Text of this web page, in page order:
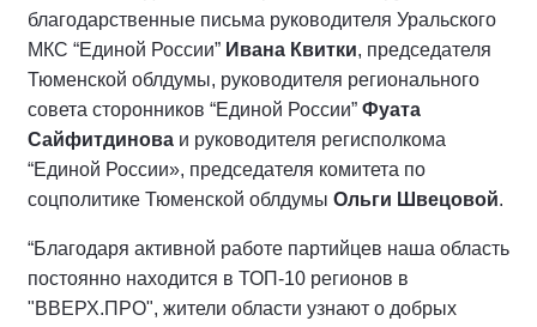
благодарственные письма руководителя Уральского
МКС “Единой России” Ивана Квитки, председателя
Тюменской облдумы, руководителя регионального
совета сторонников “Единой России” Фуата
Сайфитдинова и руководителя регисполкома
“Единой России», председателя комитета по
соцполитике Тюменской облдумы Ольги Швецовой.
“Благодаря активной работе партийцев наша область
постоянно находится в ТОП-10 регионов в
"ВВЕРХ.ПРО", жители области узнают о добрых